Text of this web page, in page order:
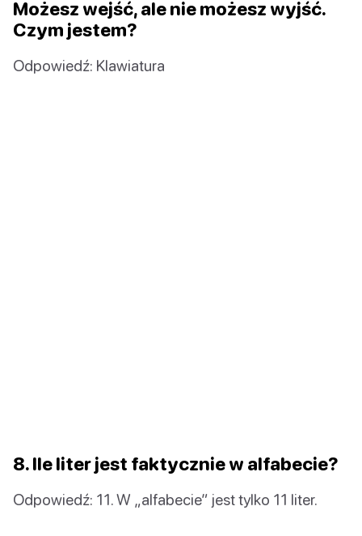
Możesz wejść, ale nie możesz wyjść.
Czym jestem?
Odpowiedź: Klawiatura
8. Ile liter jest faktycznie w alfabecie?
Odpowiedź: 11. W „alfabecie” jest tylko 11 liter.